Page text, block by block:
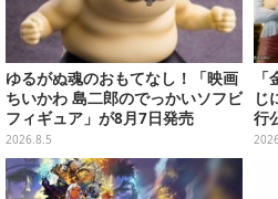
ゆるがぬ魂のおもてなし！「映画
ちいかわ 島二郎のでっかいソフビ
フィギュア」が8月7日発売
2026.8.5
じ
行
常/